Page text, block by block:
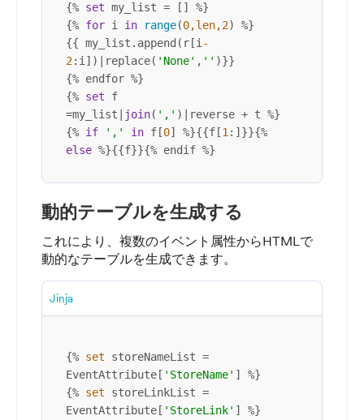
{% set my_list = [] %}
{% for i in range(0,len,2) %}
{{ my_list.append(r[i -
2:i])|replace( 'None' , '' )}}
{% endfor %}
{% set f
=my_list|
join( ',' )|reverse + t %}
{% if ',' in f[0] %}{{f[1 :]}}{%
else %}{{f}}{% endif %}
動的テーブルを生成する
これにより、複数のイベント属性からHTMLで
動的なテーブルを生成できます。
Jinja
{% set storeNameList =
EventAttribute[ 'StoreName' ] %}
{% set storeLinkList =
EventAttribute[ 'StoreLink' ] %}